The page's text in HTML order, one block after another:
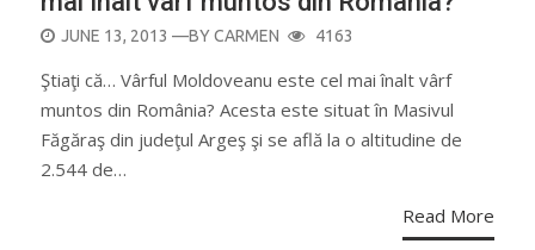
POSTED
JUNE 13, 2013 —BYCARMEN 4163
Ştiaţi că… Vârful Moldoveanu este cel mai înalt vârf
muntos din România? Acesta este situat în Masivul
Făgăraş din judeţul Argeş şi se află la o altitudine de
2.544 de…
Read More